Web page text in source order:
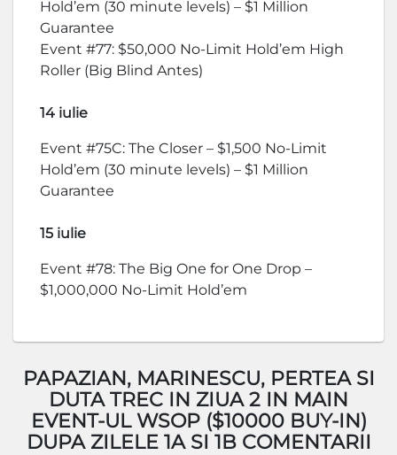
Hold’em (30 minute levels) – $1 Million
Guarantee
Event #77: $50,000 No-Limit Hold’em High
Roller (Big Blind Antes)
14 iulie
Event #75C: The Closer – $1,500 No-Limit
Hold’em (30 minute levels) – $1 Million
Guarantee
15 iulie
Event #78: The Big One for One Drop –
$1,000,000 No-Limit Hold’em
PAPAZIAN, MARINESCU, PERTEA SI
DUTA TREC IN ZIUA 2 IN MAIN
EVENT-UL WSOP ($10000 BUY-IN)
DUPA ZILELE 1A SI 1B COMENTARII